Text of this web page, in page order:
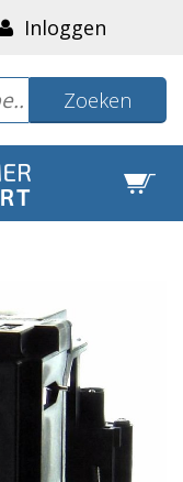
Inloggen
Zoeken